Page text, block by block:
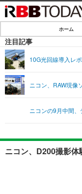
IT・デジタル
SPEED TEST
エンタメ
リリース一覧
ホーム
注目記事
10G光回線導入レポ
ニコン、RAW現
ニコンの9月中間
ニコン、D200撮影